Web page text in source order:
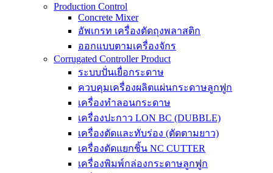
Production Control
Concrete Mixer
อัพเกรท เครื่องตัดถุงพลาสติก
ออกแบบตามเครื่องจักร
Corrugated Controller Product
ระบบปั่นเยื่อกระดาษ
ควบคุมเครื่องผลิตแผ่นกระดาษลูกฟูก
เครื่องทำลอนกระดาษ
เครื่องปะกาว LON BC (DUBBLE)
เครื่องตัดและทับร่อง (ตัดตามยาว)
เครื่องตัดแยกชิ้น NC CUTTER
เครื่องพิมพ์กล่องกระดาษลูกฟูก